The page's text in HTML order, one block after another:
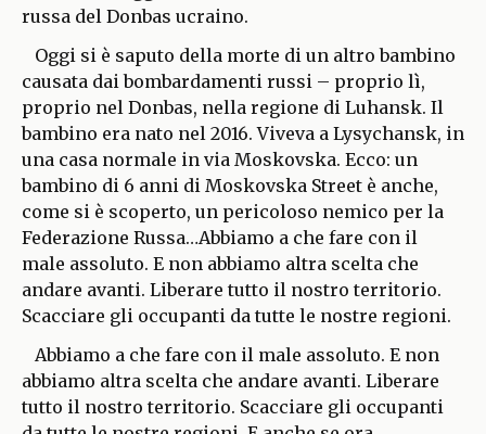
russa del Donbas ucraino.
Oggi si è saputo della morte di un altro bambino
causata dai bombardamenti russi – proprio lì,
proprio nel Donbas, nella regione di Luhansk. Il
bambino era nato nel 2016. Viveva a Lysychansk, in
una casa normale in via Moskovska. Ecco: un
bambino di 6 anni di Moskovska Street è anche,
come si è scoperto, un pericoloso nemico per la
Federazione Russa…Abbiamo a che fare con il
male assoluto. E non abbiamo altra scelta che
andare avanti. Liberare tutto il nostro territorio.
Scacciare gli occupanti da tutte le nostre regioni.
Abbiamo a che fare con il male assoluto. E non
abbiamo altra scelta che andare avanti. Liberare
tutto il nostro territorio. Scacciare gli occupanti